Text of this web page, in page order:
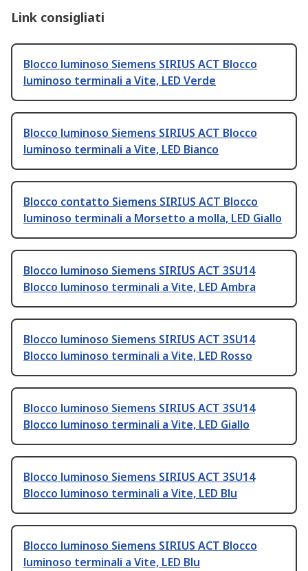
Link consigliati
Blocco luminoso Siemens SIRIUS ACT Blocco
luminoso terminali a Vite, LED Verde
Blocco luminoso Siemens SIRIUS ACT Blocco
luminoso terminali a Vite, LED Bianco
Blocco contatto Siemens SIRIUS ACT Blocco
luminoso terminali a Morsetto a molla, LED Giallo
Blocco luminoso Siemens SIRIUS ACT 3SU14
Blocco luminoso terminali a Vite, LED Ambra
Blocco luminoso Siemens SIRIUS ACT 3SU14
Blocco luminoso terminali a Vite, LED Rosso
Blocco luminoso Siemens SIRIUS ACT 3SU14
Blocco luminoso terminali a Vite, LED Giallo
Blocco luminoso Siemens SIRIUS ACT 3SU14
Blocco luminoso terminali a Vite, LED Blu
Blocco luminoso Siemens SIRIUS ACT Blocco
luminoso terminali a Vite, LED Blu